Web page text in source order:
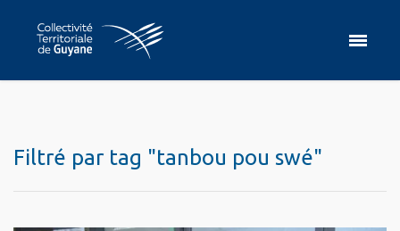
Filtré par tag "tanbou pou swé"